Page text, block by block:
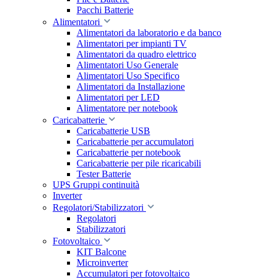
Pacchi Batterie
Alimentatori
Alimentatori da laboratorio e da banco
Alimentatori per impianti TV
Alimentatori da quadro elettrico
Alimentatori Uso Generale
Alimentatori Uso Specifico
Alimentatori da Installazione
Alimentatori per LED
Alimentatore per notebook
Caricabatterie
Caricabatterie USB
Caricabatterie per accumulatori
Caricabatterie per notebook
Caricabatterie per pile ricaricabili
Tester Batterie
UPS Gruppi continuità
Inverter
Regolatori/Stabilizzatori
Regolatori
Stabilizzatori
Fotovoltaico
KIT Balcone
Microinverter
Accumulatori per fotovoltaico